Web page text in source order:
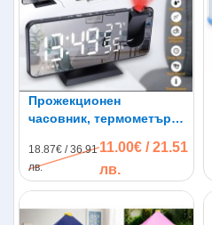
Прожекционен
часовник, термометър,
18.87€ / 36.91
лв.
11.00€ / 21.51
лв.